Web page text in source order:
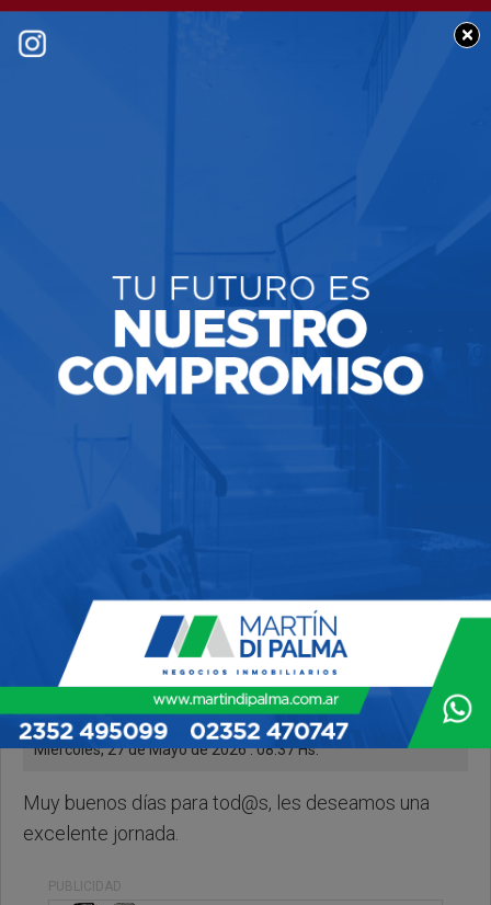
×
Feliz miércoles para
tod@s: Les deseamos
una excelente jornada
Miercoles, 27 de Mayo de 2026 . 08:37 Hs.
Muy buenos días para tod@s, les deseamos una
excelente jornada.
PUBLICIDAD